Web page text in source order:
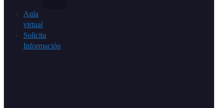
Aula
virtual
Solicita
Información